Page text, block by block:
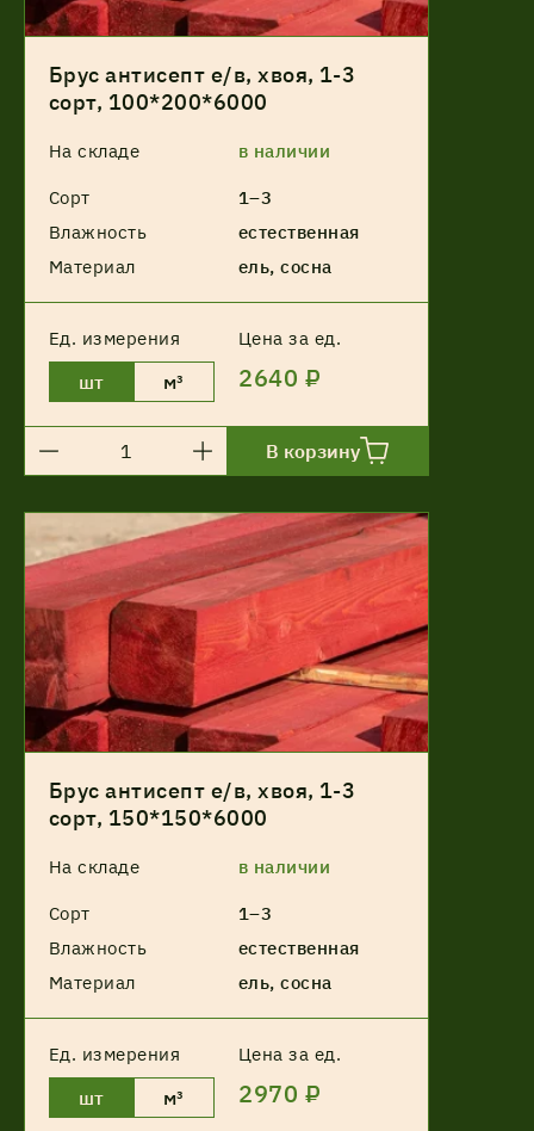
Брус антисепт е/в, хвоя, 1-3
сорт, 100*200*6000
На складе в наличии
Сорт
1–3
Влажность
естественная
Материал
ель, сосна
Ед. измерения Цена за ед.
шт м³ 2640 ₽
В корзину
Брус антисепт е/в, хвоя, 1-3
сорт, 150*150*6000
На складе в наличии
Сорт
1–3
Влажность
естественная
Материал
ель, сосна
Ед. измерения Цена за ед.
шт м³ 2970 ₽